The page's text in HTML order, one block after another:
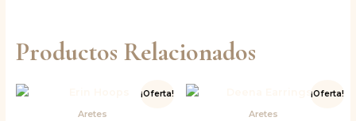
Productos Relacionados
¡Oferta!
Aretesoriginal
precio
¡Oferta!
Aretesoriginal
precio